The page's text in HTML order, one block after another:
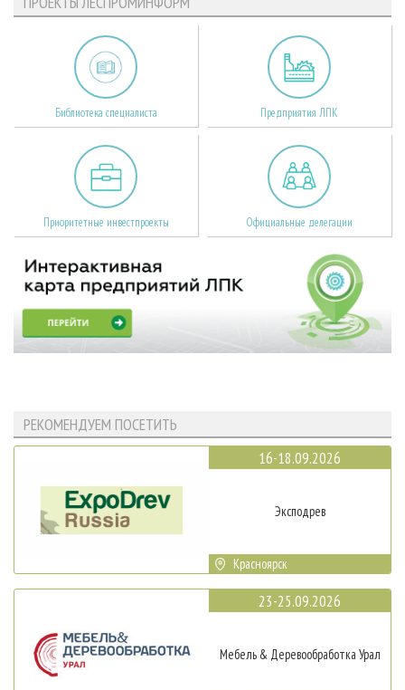
Библиотека специалиста Предприятия ЛПК
Приоритетные инвестпроекты Официальные делегации
РЕКОМЕНДУЕМ ПОСЕТИТЬ
16-18.09.2026
Эксподрев
Красноярск
23-25.09.2026
Мебель & Деревообработка Урал